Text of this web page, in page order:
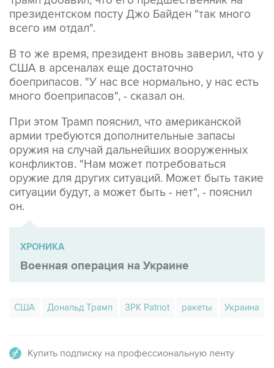
президентском посту Джо Байден "так много
всего им отдал".
В то же время, президент вновь заверил, что у
США в арсеналах еще достаточно
боеприпасов. "У нас все нормально, у нас есть
много боеприпасов", - сказал он.
При этом Трамп пояснил, что американской
армии требуются дополнительные запасы
оружия на случай дальнейших вооруженных
конфликтов. "Нам может потребоваться
оружие для других ситуаций. Может быть такие
ситуации будут, а может быть - нет", - пояснил
он.
ХРОНИКА
Военная операция на Украине
США Дональд Трамп ЗРК Patriot ракеты Украина
Купить подписку на профессиональную ленту